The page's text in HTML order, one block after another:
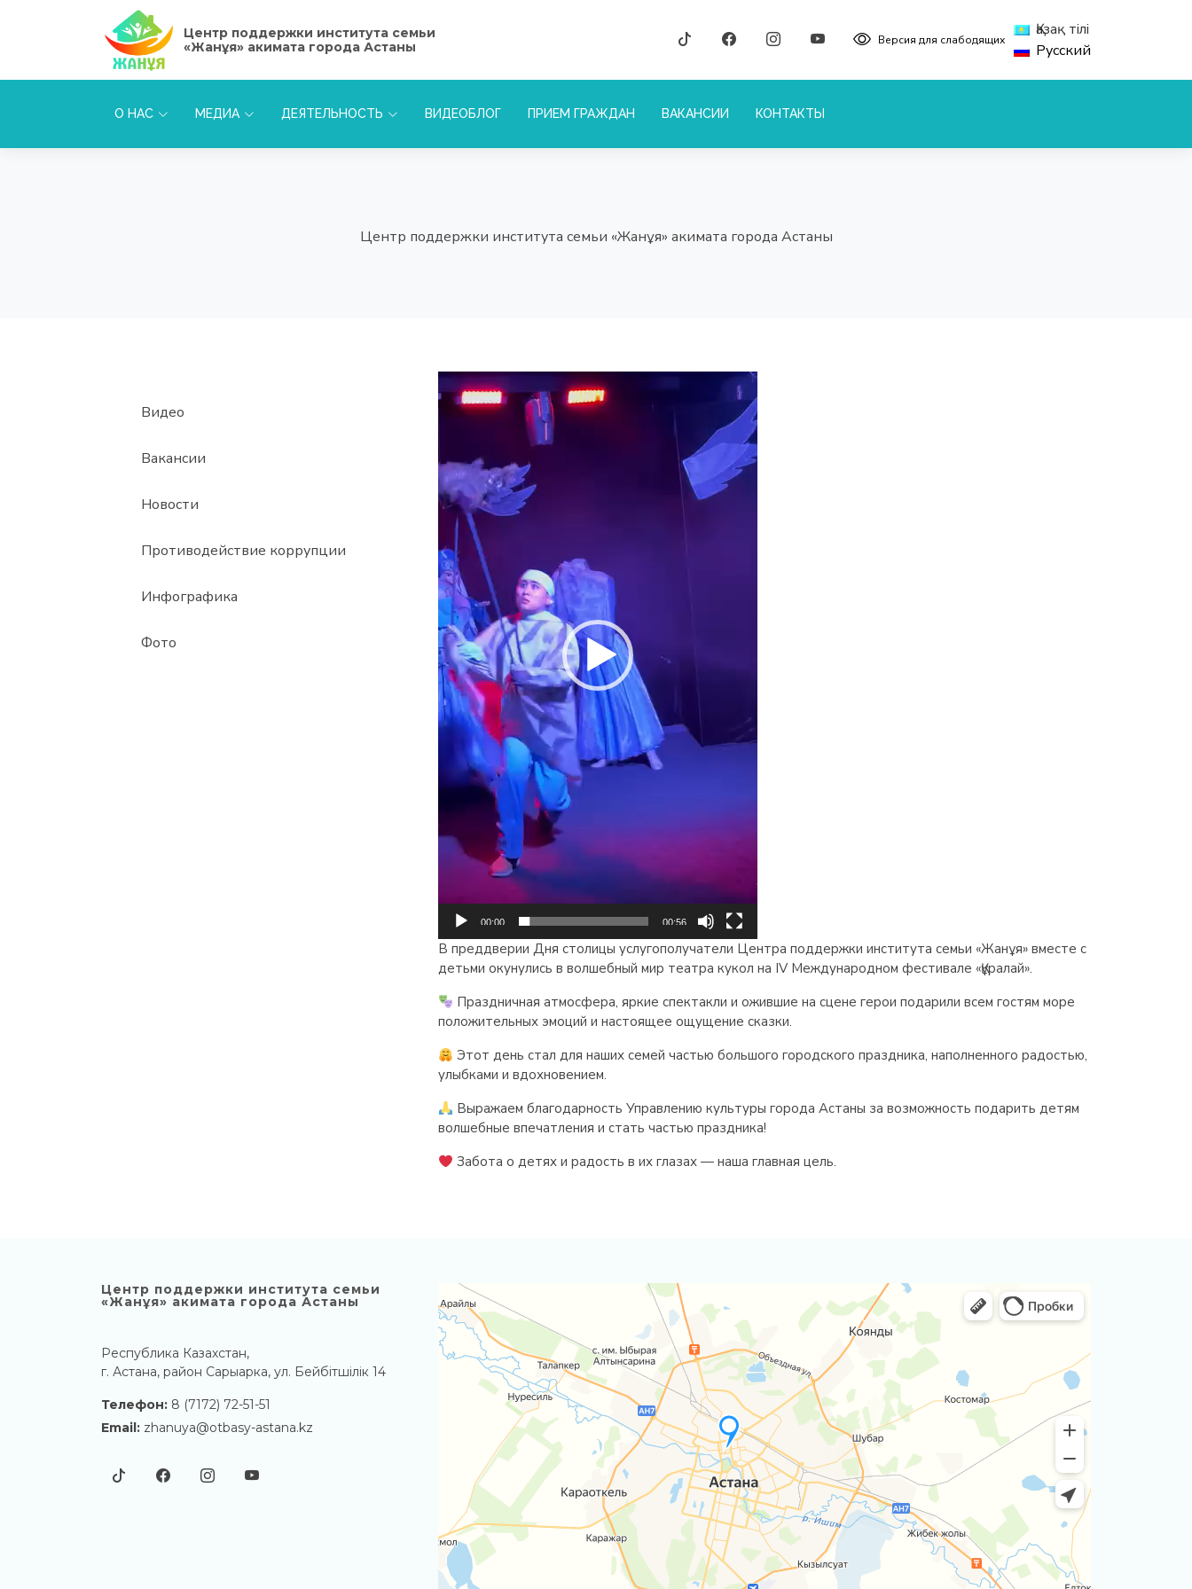
Центр поддержки института семьи
«Жанұя» акимата города Астаны
Версия для слабодящих
Қазақ тілі
Русский
О НАС МЕДИА ДЕЯТЕЛЬНОСТЬ ВИДЕОБЛОГ ПРИЕМ ГРАЖДАН ВАКАНСИИ КОНТАКТЫ
Центр поддержки института семьи «Жанұя» акимата города Астаны
Видео
Вакансии
Новости
Противодействие коррупции
Инфографика
Фото
Видеоплеер
00:00 00:56
В преддверии Дня столицы услугополучатели Центра поддержки института семьи «Жанұя» вместе с
детьми окунулись в волшебный мир театра кукол на IV Международном фестивале «Құралай».
Праздничная атмосфера, яркие спектакли и ожившие на сцене герои подарили всем гостям море
положительных эмоций и настоящее ощущение сказки.
Этот день стал для наших семей частью большого городского праздника, наполненного радостью,
улыбками и вдохновением.
Выражаем благодарность Управлению культуры города Астаны за возможность подарить детям
волшебные впечатления и стать частью праздника!
Забота о детях и радость в их глазах — наша главная цель.
Центр поддержки института семьи
«Жанұя» акимата города Астаны
Республика Казахстан,
г. Астана, район Сарыарка, ул. Бейбітшілік 14
Телефон: 8 (7172) 72-51-51
Email: zhanuya@otbasy-astana.kz